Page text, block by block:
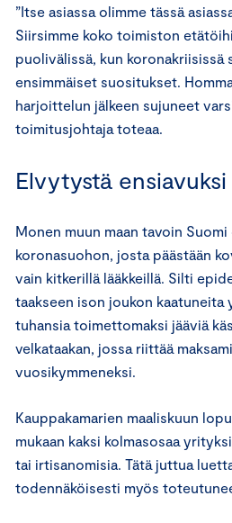
”Itse asiassa olimme tässä
Siirsimme koko toimiston
puolivälissä, kun koronakriisissä
ensimmäiset suositukset.
harjoittelun jälkeen sujuneet
toimitusjohtaja toteaa.
Elvytystä ensiavuksi
Monen muun maan tavoin
koronasuohon, josta päästään
vain kitkerillä lääkkeillä. Silti
taakseen ison joukon kaatuneita
tuhansia toimettomaksi jääviä
velkataakan, jossa riittää
vuosikymmeneksi.
Kauppakamarien maaliskuun
mukaan kaksi kolmasosaa
tai irtisanomisia. Tätä juttua
todennäköisesti myös